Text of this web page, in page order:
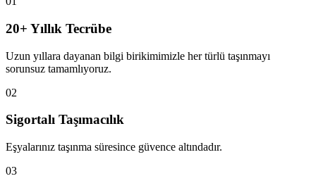
20+ Yıllık Tecrübe
Uzun yıllara dayanan bilgi birikimimizle her türlü taşınmayı
sorunsuz tamamlıyoruz.
02
Sigortalı Taşımacılık
Eşyalarınız taşınma süresince güvence altındadır.
03